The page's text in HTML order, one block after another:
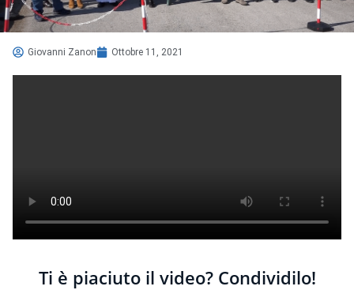
Giovanni Zanon Ottobre 11, 2021
Ti è piaciuto il video? Condividilo!